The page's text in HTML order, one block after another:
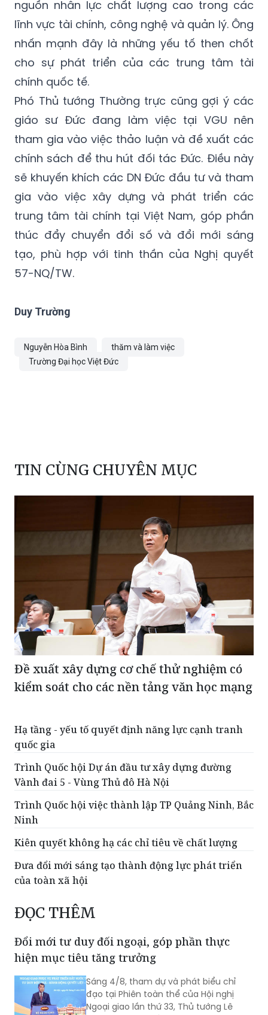
dụng tối đa mối quan hệ hợp tác với bang
Hessen và các tổ chức Đức để đào tạo
nguồn nhân lực chất lượng cao trong các
lĩnh vực tài chính, công nghệ và quản lý. Ông
nhấn mạnh đây là những yếu tố then chốt
cho sự phát triển của các trung tâm tài
chính quốc tế.
Phó Thủ tướng Thường trực cũng gợi ý các
giáo sư Đức đang làm việc tại VGU nên
tham gia vào việc thảo luận và đề xuất các
chính sách để thu hút đối tác Đức. Điều này
sẽ khuyến khích các DN Đức đầu tư và tham
gia vào việc xây dựng và phát triển các
trung tâm tài chính tại Việt Nam, góp phần
thúc đẩy chuyển đổi số và đổi mới sáng
57-NQ/TW.
Duy Trường
TIN CÙNG CHUYÊN MỤC
kiểm soát cho các nền tảng văn học mạng
Hạ tầng - yếu tố quyết định năng lực cạnh tranh
quốc gia
Trình Quốc hội Dự án đầu tư xây dựng đường
Vành đai 5 - Vùng Thủ đô Hà Nội
Trình Quốc hội việc thành lập TP Quảng Ninh, Bắc
Ninh
Kiên quyết không hạ các chỉ tiêu về chất lượng
Đưa đổi mới sáng tạo thành động lực phát triển
của toàn xã hội
ĐỌC THÊM
Đổi mới tư duy đối ngoại, góp phần thực
hiện mục tiêu tăng trưởng